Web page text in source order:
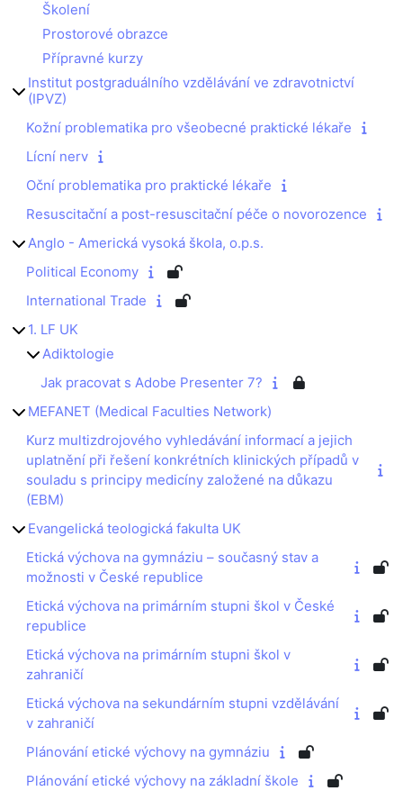
Školení
Prostorové obrazce
Přípravné kurzy
Institut postgraduálního vzdělávání ve zdravotnictví
(IPVZ)
Kožní problematika pro všeobecné praktické lékaře
Lícní nerv
Oční problematika pro praktické lékaře
Resuscitační a post-resuscitační péče o novorozence
Anglo - Americká vysoká škola, o.p.s.
Political Economy
International Trade
1. LF UK
Adiktologie
Jak pracovat s Adobe Presenter 7?
MEFANET (Medical Faculties Network)
Kurz multizdrojového vyhledávání informací a jejich
uplatnění při řešení konkrétních klinických případů v
souladu s principy medicíny založené na důkazu
(EBM)
Evangelická teologická fakulta UK
Etická výchova na gymnáziu – současný stav a
možnosti v České republice
Etická výchova na primárním stupni škol v České
republice
Etická výchova na primárním stupni škol v
zahraničí
Etická výchova na sekundárním stupni vzdělávání
v zahraničí
Plánování etické výchovy na gymnáziu
Plánování etické výchovy na základní škole